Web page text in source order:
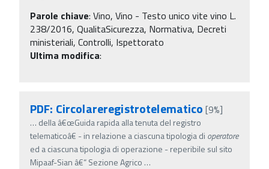
Parole chiave: Vino, Vino - Testo unico vite vino L.
238/2016, QualitaSicurezza, Normativa, Decreti
ministeriali, Controlli, Ispettorato
Ultima modifica:
PDF: Circolareregistrotelematico [9%]
… della â€œGuida rapida alla tenuta del registro
telematicoâ€ - in relazione a ciascuna tipologia di operatore
ed a ciascuna tipologia di operazione - reperibile sul sito
Mipaaf-Sian â€“ Sezione Agrico …